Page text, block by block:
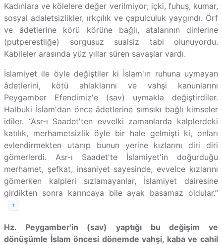
Kadınlara ve kölelere değer verilmiyor; içki, fuhuş, kumar,
sosyal adaletsizlikler, ırkçılık ve çapulculuk yaygındı. Örf
ve âdetlerine körü körüne bağlı, atalarının dinlerine
(putperestliğe) sorgusuz sualsiz tabi olunuyordu.
Kabileler arasında yüz yıllar süren savaşlar vardı.
İslamiyet ile öyle değiştiler ki İslam'ın ruhuna uymayan
âdetlerini, kötü ahlaklarını ve vahşi kanunlarını
Peygamber Efendimiz'e (sav) uymakla değiştirdiler.
Halbuki İslam'dan önce âdetlerine sımsıkı bağlı kimseler
idiler. “Asr-ı Saadet'ten evvelki zamanlarda kalplerdeki
katılık, merhametsizlik öyle bir hale gelmişti ki, onları
evlendirmekten utanıp bunun yerine kızlarını diri diri
gömerlerdi. Asr-ı Saadet'te İslamiyet'in doğurduğu
merhamet, şefkat, insaniyet sayesinde, evvelce kızlarını
gömerken kalpleri sızlamayanlar, İslamiyet dairesine
girdikten sonra karıncaya bile ayak basamaz oldular.”
1
Hz. Peygamber'in (sav) yaptığı bu değişim ve
dönüşümle İslam öncesi dönemde vahşi, kaba ve cahil